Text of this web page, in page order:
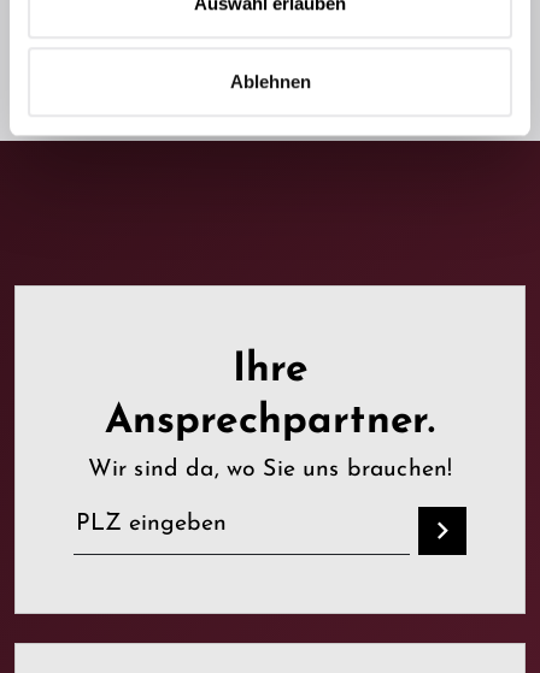
Ablehnen
Ihre
Ansprechpartner.
Wir sind da, wo Sie uns brauchen!